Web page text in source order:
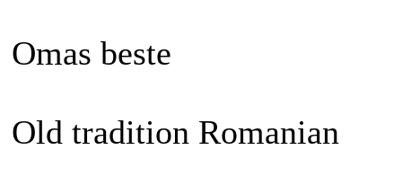
Omas beste
Old tradition Romanian